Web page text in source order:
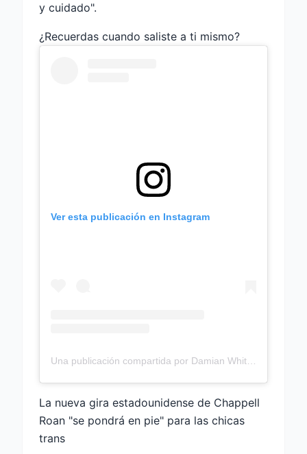
y cuidado".
¿Recuerdas cuando saliste a ti mismo?
Ver esta publicación en Instagram
La nueva gira estadounidense de Chappell
Roan "se pondrá en pie" para las chicas
trans